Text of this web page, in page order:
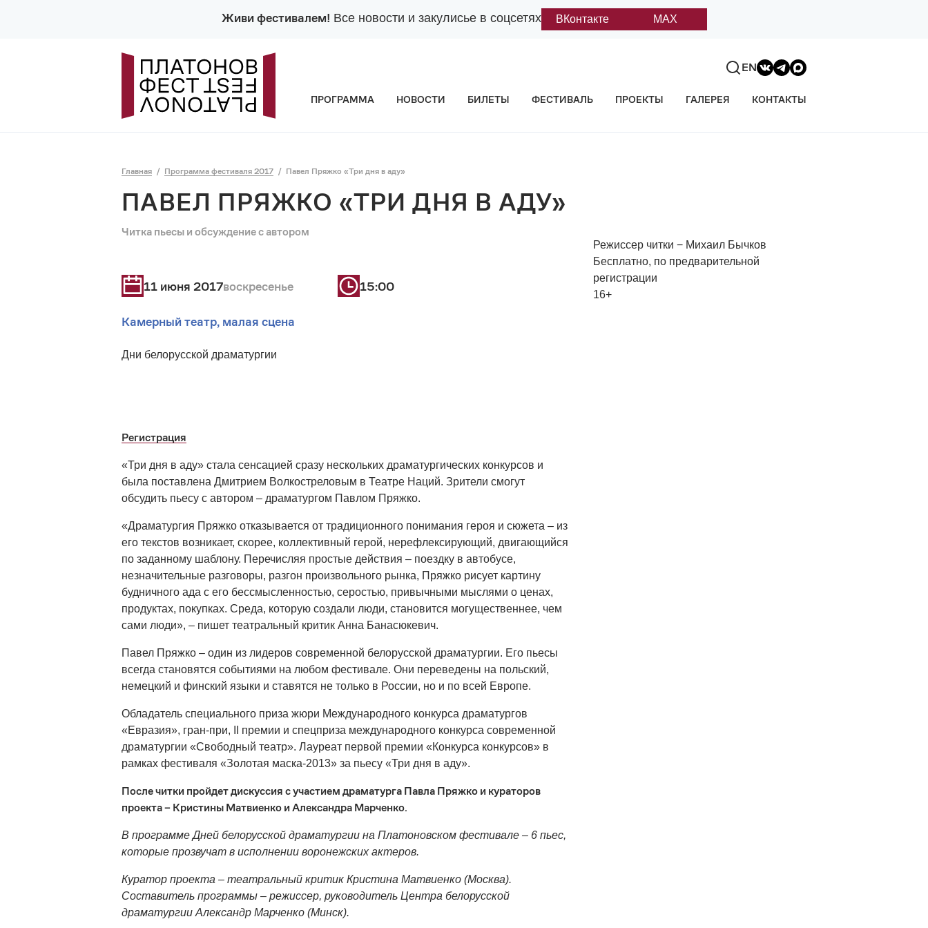
Живи фестивалем! Все новости и закулисье в соцсетях ВКонтакте MAX
ПРОГРАММА НОВОСТИ БИЛЕТЫ ФЕСТИВАЛЬ ПРОЕКТЫ ГАЛЕРЕЯ КОНТАКТЫ
EN
Главная Программа фестиваля 2017 Павел Пряжко «Три дня в аду»
ПАВЕЛ ПРЯЖКО «ТРИ ДНЯ В АДУ»
Читка пьесы и обсуждение с автором
11 июня 2017воскресенье 15:00
Камерный театр, малая сцена
Дни белорусской драматургии
Регистрация
«Три дня в аду» стала сенсацией сразу нескольких драматургических конкурсов и
была поставлена Дмитрием Волкостреловым в Театре Наций. Зрители смогут
обсудить пьесу с автором – драматургом Павлом Пряжко.
«Драматургия Пряжко отказывается от традиционного понимания героя и сюжета – из
его текстов возникает, скорее, коллективный герой, нерефлексирующий, двигающийся
по заданному шаблону. Перечисляя простые действия – поездку в автобусе,
незначительные разговоры, разгон произвольного рынка, Пряжко рисует картину
будничного ада с его бессмысленностью, серостью, привычными мыслями о ценах,
продуктах, покупках. Среда, которую создали люди, становится могущественнее, чем
сами люди», – пишет театральный критик Анна Банасюкевич.
Павел Пряжко – один из лидеров современной белорусской драматургии. Его пьесы
всегда становятся событиями на любом фестивале. Они переведены на польский,
немецкий и финский языки и ставятся не только в России, но и по всей Европе.
Обладатель специального приза жюри Международного конкурса драматургов
«Евразия», гран-при, II премии и спецприза международного конкурса современной
драматургии «Свободный театр». Лауреат первой премии «Конкурса конкурсов» в
рамках фестиваля «Золотая маска-2013» за пьесу «Три дня в аду».
После читки пройдет дискуссия с участием драматурга Павла Пряжко и кураторов
проекта – Кристины Матвиенко и Александра Марченко.
В программе Дней белорусской драматургии на Платоновском фестивале – 6 пьес,
которые прозвучат в исполнении воронежских актеров.
Куратор проекта – театральный критик Кристина Матвиенко (Москва).
Составитель программы – режиссер, руководитель Центра белорусской
драматургии Александр Марченко (Минск).
Режиссер читки − Михаил Бычков
Бесплатно, по предварительной
регистрации
16+